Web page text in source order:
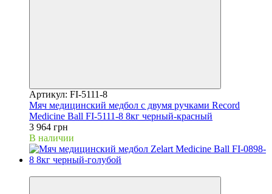
Артикул: FI-5111-8
Мяч медицинский медбол с двумя ручками Record
Medicine Ball FI-5111-8 8кг черный-красный
3 964 грн
В наличии